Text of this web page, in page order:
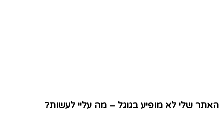
האתר שלי לא מופיע בגוגל – מה עליי לעשות?